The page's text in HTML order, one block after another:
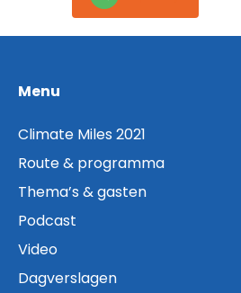
Menu
Climate Miles 2021
Route & programma
Thema’s & gasten
Podcast
Video
Dagverslagen